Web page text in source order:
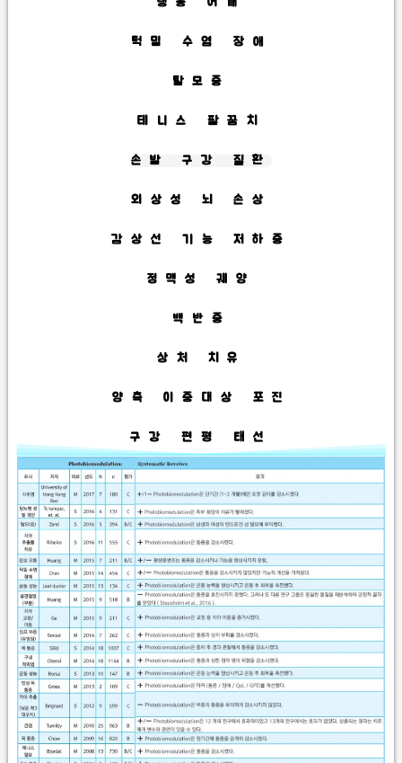
냉동 어깨
턱밑 수염 장애
탈모증
테니스 팔꿈치
손발 구강 질환
외상성 뇌 손상
감상선 기능 저하증
정맥성 궤양
백반증
상처 치유
양측 이중대상 포진
구강 편평 태선